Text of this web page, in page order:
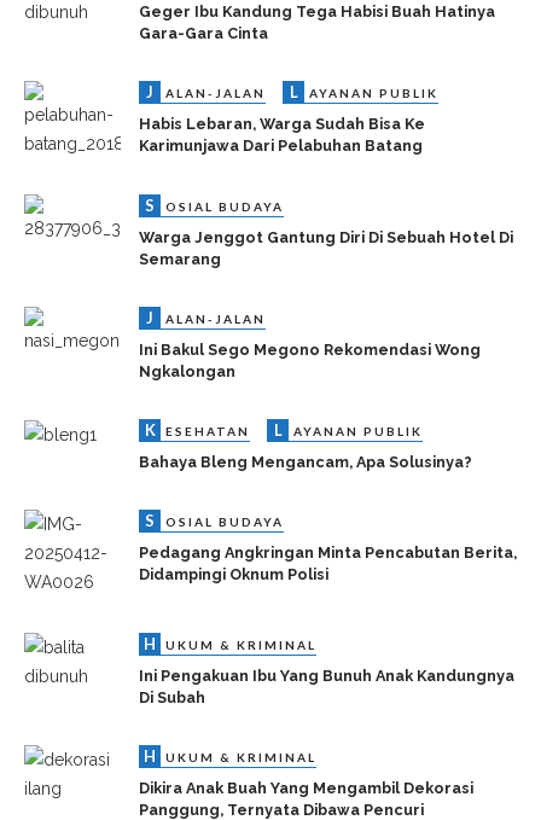
Geger Ibu Kandung Tega Habisi Buah Hatinya
Gara-Gara Cinta
J ALAN-JALAN L AYANAN PUBLIK
Habis Lebaran, Warga Sudah Bisa Ke
Karimunjawa Dari Pelabuhan Batang
S OSIAL BUDAYA
Warga Jenggot Gantung Diri Di Sebuah Hotel Di
Semarang
J ALAN-JALAN
Ini Bakul Sego Megono Rekomendasi Wong
Ngkalongan
K ESEHATAN L AYANAN PUBLIK
Bahaya Bleng Mengancam, Apa Solusinya?
S OSIAL BUDAYA
Pedagang Angkringan Minta Pencabutan Berita,
Didampingi Oknum Polisi
H UKUM & KRIMINAL
Ini Pengakuan Ibu Yang Bunuh Anak Kandungnya
Di Subah
H UKUM & KRIMINAL
Dikira Anak Buah Yang Mengambil Dekorasi
Panggung, Ternyata Dibawa Pencuri